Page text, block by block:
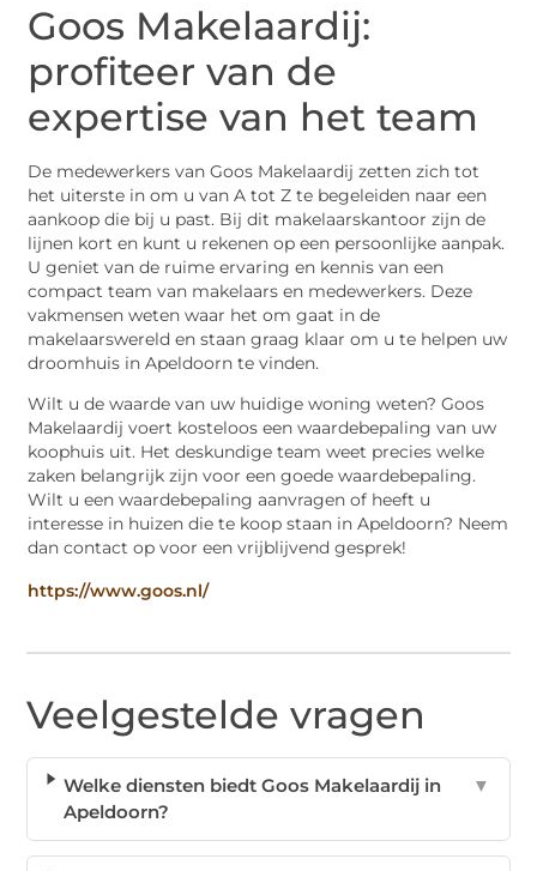
Goos Makelaardij:
profiteer van de
expertise van het team
De medewerkers van Goos Makelaardij zetten zich tot
het uiterste in om u van A tot Z te begeleiden naar een
aankoop die bij u past. Bij dit makelaarskantoor zijn de
lijnen kort en kunt u rekenen op een persoonlijke aanpak.
U geniet van de ruime ervaring en kennis van een
compact team van makelaars en medewerkers. Deze
vakmensen weten waar het om gaat in de
makelaarswereld en staan graag klaar om u te helpen uw
droomhuis in Apeldoorn te vinden.
Wilt u de waarde van uw huidige woning weten? Goos
Makelaardij voert kosteloos een waardebepaling van uw
koophuis uit. Het deskundige team weet precies welke
zaken belangrijk zijn voor een goede waardebepaling.
Wilt u een waardebepaling aanvragen of heeft u
interesse in huizen die te koop staan in Apeldoorn? Neem
dan contact op voor een vrijblijvend gesprek!
https://www.goos.nl/
Veelgestelde vragen
Welke diensten biedt Goos Makelaardij in
Apeldoorn?
▼